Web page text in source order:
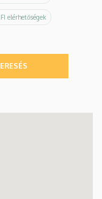
elérhetőségek